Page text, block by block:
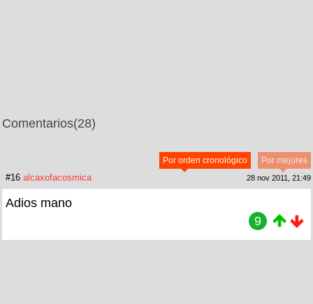
Comentarios(28)
Por mejores
Por orden cronológico
#16 alcaxofacosmica 28 nov 2011, 21:49
Adios mano
9